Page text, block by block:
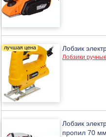
Лобзик
Лобзики
Лобзик
пропил 70